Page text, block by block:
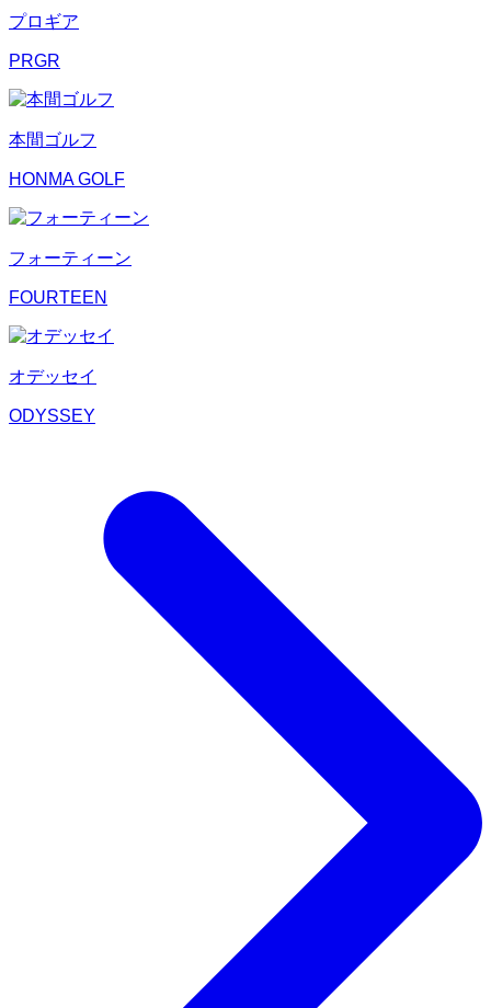
プロギア
PRGR
本間ゴルフ
HONMA GOLF
フォーティーン
FOURTEEN
オデッセイ
ODYSSEY